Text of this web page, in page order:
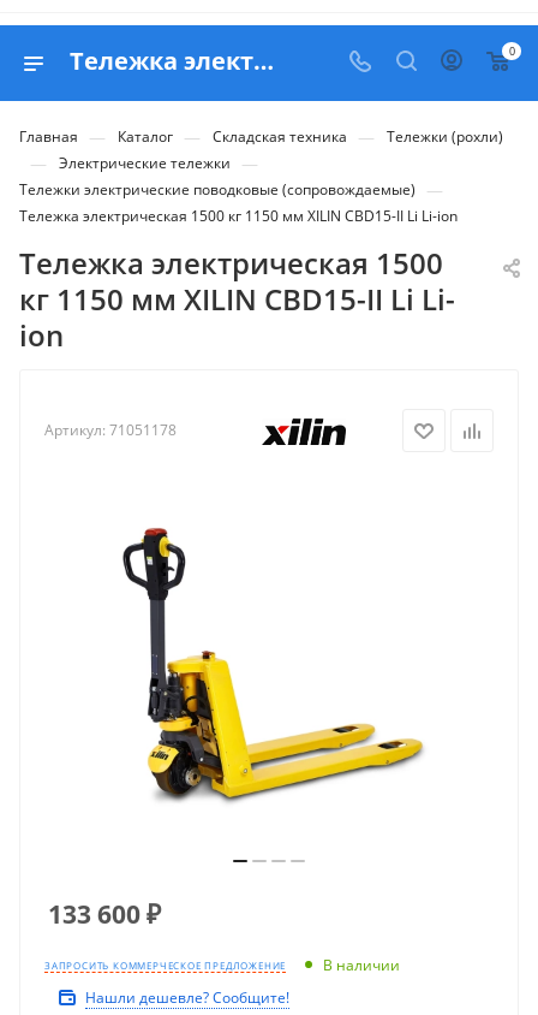
Тележка электрическая 1500 кг 1150 мм XILIN CBD15-II Li Li-ion - купить в Belapex 0
Главная — Каталог — Складская техника — Тележки (рохли)
— Электрические тележки —
Тележки электрические поводковые (сопровождаемые) —
Тележка электрическая 1500 кг 1150 мм XILIN CBD15-II Li Li-ion
Тележка электрическая 1500
кг 1150 мм XILIN CBD15-II Li Li-
ion
Артикул: 71051178
133 600₽
ЗАПРОСИТЬ КОММЕРЧЕСКОЕ ПРЕДЛОЖЕНИЕ
В наличии
Нашли дешевле? Сообщите!